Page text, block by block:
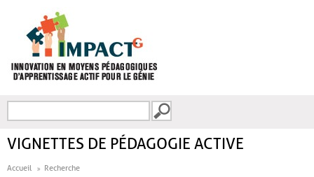
FORMULAIRE DE
VIGNETTES DE PÉDAGOGIE ACTIVE
Accueil Recherche